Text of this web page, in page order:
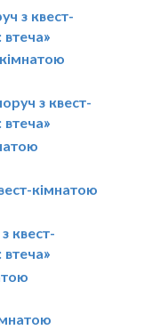
з квест-
з квест-
кімнатою
квест-